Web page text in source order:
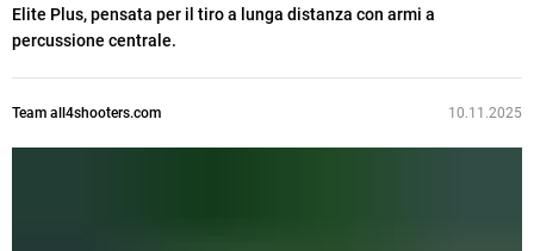
Elite Plus, pensata per il tiro a lunga distanza con armi a
percussione centrale.
Team all4shooters.com 10.11.2025